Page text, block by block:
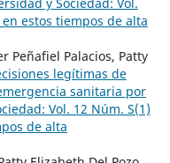
estos tiempos de alta
Peñafiel Palacios, Patty
legítimas de
sanitaria por
Vol. 12 Núm. S(1)
de alta